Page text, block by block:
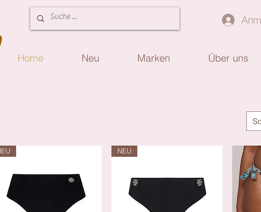
Home Neu Marken Über uns
NEU